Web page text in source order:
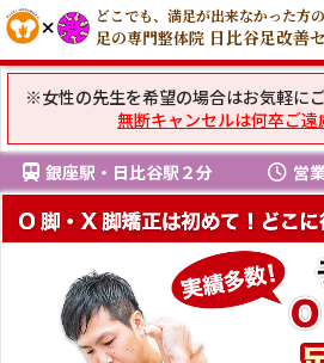
どこでも、満足が出来なかった方
足の専門整体院 日比谷足改善
※女性の先生を希望の場合はお気軽に
無断キャンセルは何卒ご遠
銀座駅・日比谷駅２分 営